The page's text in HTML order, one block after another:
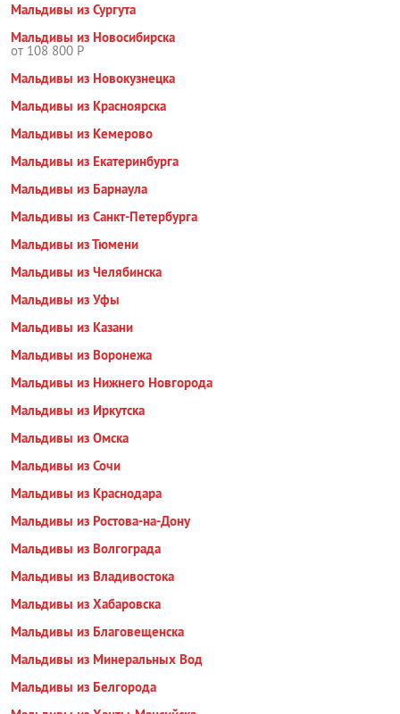
Мальдивы из Сургута
Мальдивы из Новосибирска
от 108 800 Р
Мальдивы из Новокузнецка
Мальдивы из Красноярска
Мальдивы из Кемерово
Мальдивы из Екатеринбурга
Мальдивы из Барнаула
Мальдивы из Санкт-Петербурга
Мальдивы из Тюмени
Мальдивы из Челябинска
Мальдивы из Уфы
Мальдивы из Казани
Мальдивы из Воронежа
Мальдивы из Нижнего Новгорода
Мальдивы из Иркутска
Мальдивы из Омска
Мальдивы из Сочи
Мальдивы из Краснодара
Мальдивы из Ростова-на-Дону
Мальдивы из Волгограда
Мальдивы из Владивостока
Мальдивы из Хабаровска
Мальдивы из Благовещенска
Мальдивы из Минеральных Вод
Мальдивы из Белгорода